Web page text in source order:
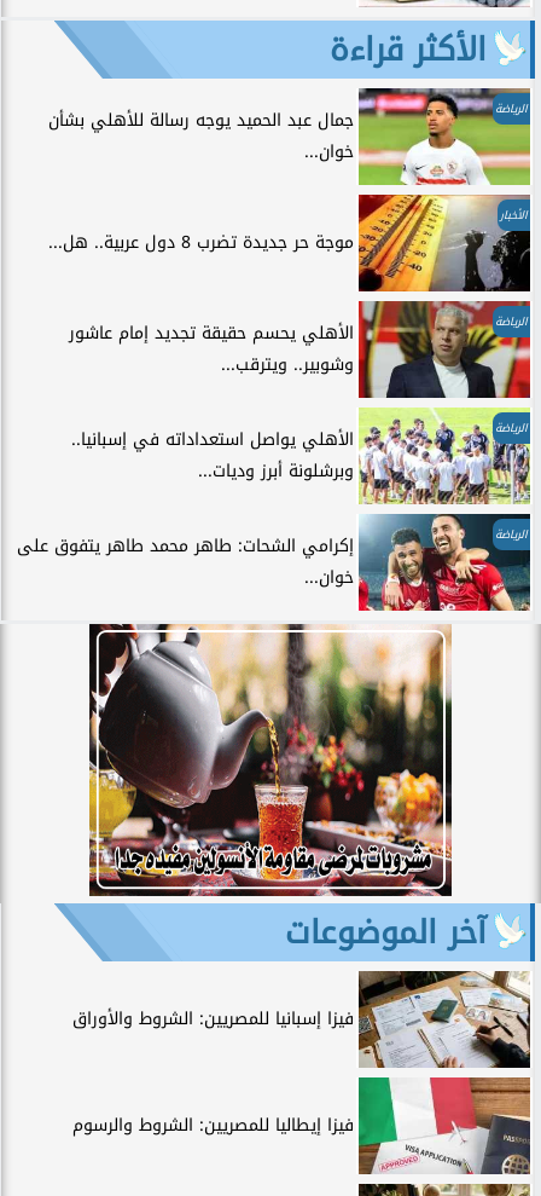
الأكثر قراءة
الرياضة
جمال عبد الحميد يوجه رسالة للأهلي بشأن
خوان...
الأخبار
موجة حر جديدة تضرب 8 دول عربية.. هل...
الرياضة
الأهلي يحسم حقيقة تجديد إمام عاشور
وشوبير.. ويترقب...
الرياضة
الأهلي يواصل استعداداته في إسبانيا..
وبرشلونة أبرز وديات...
الرياضة
إكرامي الشحات: طاهر محمد طاهر يتفوق على
خوان...
آخر الموضوعات
فيزا إسبانيا للمصريين: الشروط والأوراق
فيزا إيطاليا للمصريين: الشروط والرسوم